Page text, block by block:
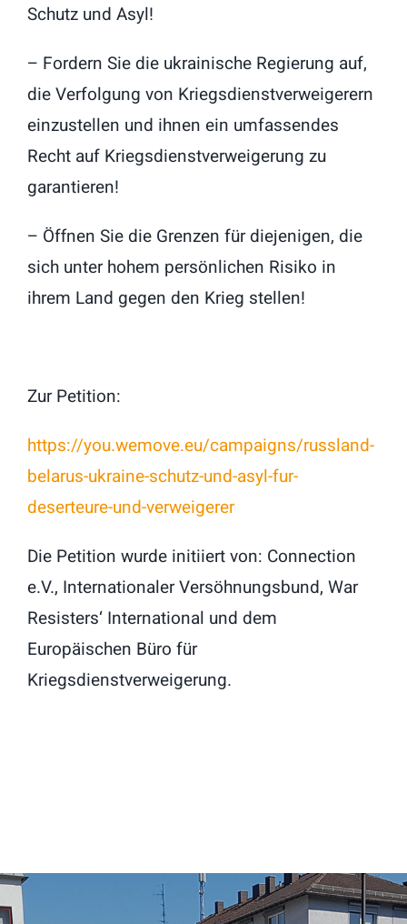
Schutz und Asyl!
– Fordern Sie die ukrainische Regierung auf,
die Verfolgung von Kriegsdienstverweigerern
einzustellen und ihnen ein umfassendes
Recht auf Kriegsdienstverweigerung zu
garantieren!
– Öffnen Sie die Grenzen für diejenigen, die
sich unter hohem persönlichen Risiko in
ihrem Land gegen den Krieg stellen!
Zur Petition:
https://you.wemove.eu/campaigns/russland-
belarus-ukraine-schutz-und-asyl-fur-
deserteure-und-verweigerer
Die Petition wurde initiiert von: Connection
e.V., Internationaler Versöhnungsbund, War
Resisters‘ International und dem
Europäischen Büro für
Kriegsdienstverweigerung.